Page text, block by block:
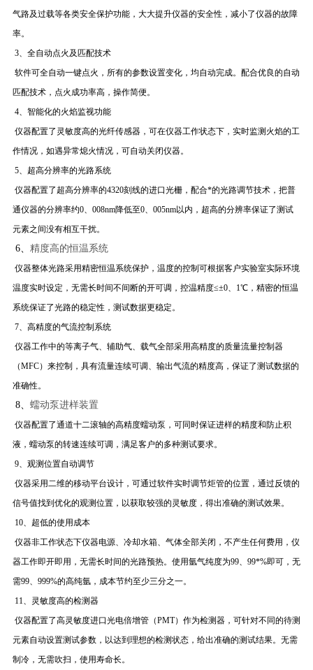
气路及过载等各类安全保护功能，大大提升仪器的安全性，减小了仪器的故障
率。
3、全自动点火及匹配技术
软件可全自动一键点火，所有的参数设置变化，均自动完成。配合优良的自动
匹配技术，点火成功率高，操作简便。
4、智能化的火焰监视功能
仪器配置了灵敏度高的光纤传感器，可在仪器工作状态下，实时监测火焰的工
作情况，如遇异常熄火情况，可自动关闭仪器。
5、超高分辨率的光路系统
仪器配置了超高分辨率的4320刻线的进口光栅，配合*的光路调节技术，把普
通仪器的分辨率约0、008nm降低至0、005nm以内，超高的分辨率保证了测试
元素之间没有相互干扰。
6、 精度高的恒温系统
仪器整体光路采用精密恒温系统保护，温度的控制可根据客户实验室实际环境
温度实时设定，无需长时间不间断的开可调，控温精度≤±0、1℃，精密的恒温
系统保证了光路的稳定性，测试数据更稳定。
7、高精度的气流控制系统
仪器工作中的等离子气、辅助气、载气全部采用高精度的质量流量控制器
（MFC）来控制，具有流量连续可调、输出气流的精度高，保证了测试数据的
准确性。
8、 蠕动泵进样装置
仪器配置了通道十二滚轴的高精度蠕动泵，可同时保证进样的精度和防止积
液，蠕动泵的转速连续可调，满足客户的多种测试要求。
9、观测位置自动调节
仪器采用二维的移动平台设计，可通过软件实时调节炬管的位置，通过反馈的
信号值找到优化的观测位置，以获取较强的灵敏度，得出准确的测试效果。
10、超低的使用成本
仪器非工作状态下仪器电源、冷却水箱、气体全部关闭，不产生任何费用，仪
器工作即开即用，无需长时间的光路预热。使用氩气纯度为99、99*%即可，无
需99、999%的高纯氩，成本节约至少三分之一。
11、灵敏度高的检测器
仪器配置了高灵敏度进口光电倍增管（PMT）作为检测器，可针对不同的待测
元素自动设置测试参数，以达到理想的检测状态，给出准确的测试结果。无需
制冷，无需吹扫，使用寿命长。